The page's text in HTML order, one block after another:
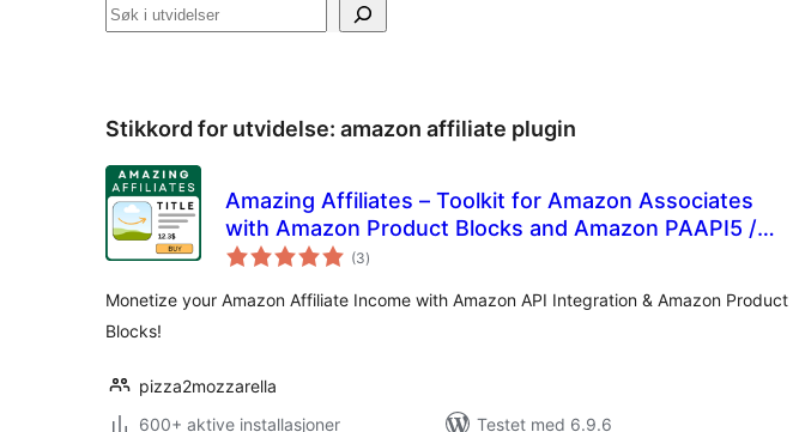
Søk
Stikkord for utvidelse: amazon affiliate plugin
Amazing Affiliates – Toolkit for Amazon Associates
with Amazon Product Blocks and Amazon PAAPI5 /
Creators API integration
(3totale
vurderinger
)
Monetize your Amazon Affiliate Income with Amazon API Integration & Amazon Product
Blocks!
pizza2mozzarella
600+ aktive installasjoner
Testet med 6.9.6